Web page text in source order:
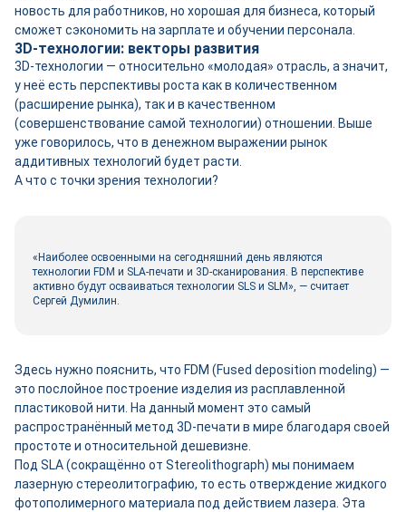
новость для работников, но хорошая для бизнеса, который
сможет сэкономить на зарплате и обучении персонала.
3D-технологии: векторы развития
3D-технологии — относительно «молодая» отрасль, а значит,
у неё есть перспективы роста как в количественном
(расширение рынка), так и в качественном
(совершенствование самой технологии) отношении. Выше
уже говорилось, что в денежном выражении рынок
аддитивных технологий будет расти.
А что с точки зрения технологии?
«Наиболее освоенными на сегодняшний день являются
технологии FDM и SLA-печати и 3D-сканирования. В перспективе
активно будут осваиваться технологии SLS и SLM», — считает
Сергей Думилин.
Здесь нужно пояснить, что FDM (Fused deposition modeling) —
это послойное построение изделия из расплавленной
пластиковой нити. На данный момент это самый
распространённый метод 3D-печати в мире благодаря своей
простоте и относительной дешевизне.
Под SLA (сокращённо от Stereolithograph) мы понимаем
лазерную стереолитографию, то есть отверждение жидкого
фотополимерного материала под действием лазера. Эта